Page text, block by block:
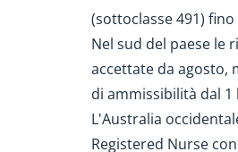
(sottoclasse 491)
Nel sud del paese le
accettate da agosto,
di ammissibilità dal 1
L'Australia
Registered Nurse